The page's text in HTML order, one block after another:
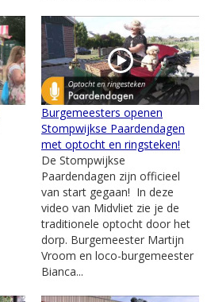
Burgemeesters openen
Stompwijkse Paardendagen
met optocht en ringsteken!
De Stompwijkse
Paardendagen zijn officieel
van start gegaan! In deze
video van Midvliet zie je de
traditionele optocht door het
dorp. Burgemeester Martijn
Vroom en loco-burgemeester
Bianca...